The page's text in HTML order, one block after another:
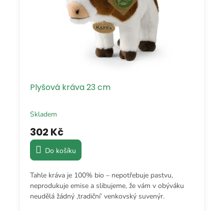
Plyšová kráva 23 cm
Skladem
302 Kč
Do košíku
Tahle kráva je 100% bio – nepotřebuje pastvu,
neprodukuje emise a slibujeme, že vám v obýváku
neudělá žádný ‚tradiční‘ venkovský suvenýr.